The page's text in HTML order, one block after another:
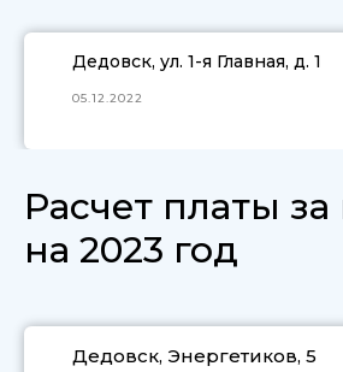
Дедовск, ул. 1-я Главная, д. 1
05.12.2022
Расчет платы
на 2023 год
Дедовск, Энергетиков, 5